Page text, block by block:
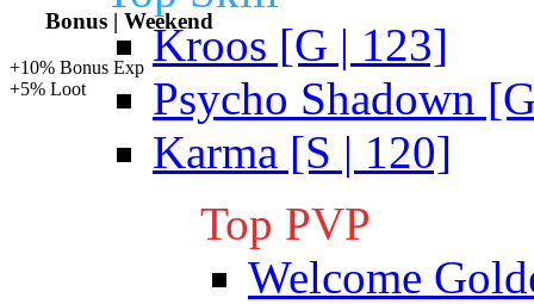
Bonus | Weekend
+10% Bonus Exp
+5% Loot
Kroos [G | 123]
Psycho Shadown
Karma [S | 120]
Top PVP
Welcome